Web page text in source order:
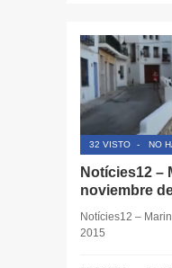
32 VISTO - NO
Notícies12 –
noviembre
Notícies12 –
2015